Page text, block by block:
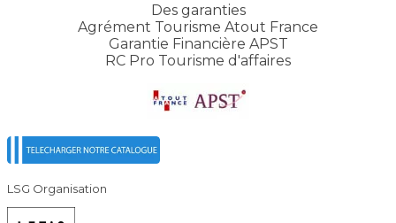
Des garanties
Agrément Tourisme Atout France
Garantie Financière APST
RC Pro Tourisme d'affaires
LSG Organisation